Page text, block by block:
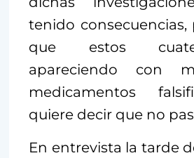
tenido consecuencias,
que estos
apareciendo con
medicamentos
quiere decir que no
En entrevista la tarde